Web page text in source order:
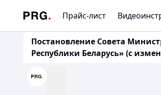
Прайс-лист
Постановление Совета
Республики Беларусь» (с